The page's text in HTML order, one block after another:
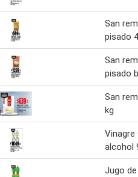
San
pisado
San
pisado
San
kg
Vinagre
alcohol
Jugo